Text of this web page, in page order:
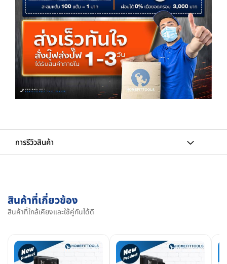
การรีวิวสินค้า
สินค้าที่เกี่ยวข้อง
สินค้าที่ใกล้เคียงและใช้คู่กันได้ดี